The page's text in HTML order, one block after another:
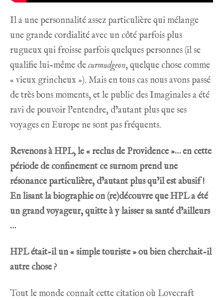
Il a une personnalité assez particulière qui mélange
une grande cordialité avec un côté parfois plus
rugueux qui froisse parfois quelques personnes (il se
qualifie lui-même decurmudgeon, quelque chose comme
« vieux grincheux »). Mais en tous cas nous avons passé
de très bons moments, et le public des Imaginales a été
ravi de pouvoir l’entendre, d’autant plus que ses
voyages en Europe ne sont pas fréquents.
Revenons à HPL, le « reclus de Providence »… en cette
période de confinement ce surnom prend une
résonance particulière, d’autant plus qu’il est abusif !
En lisant la biographie on (re)découvre que HPL a été
un grand voyageur, quitte à y laisser sa santé d’ailleurs
…
HPL était-il un « simple touriste » ou bien cherchait-il
autre chose ?
Tout le monde connaît cette citation où Lovecraft